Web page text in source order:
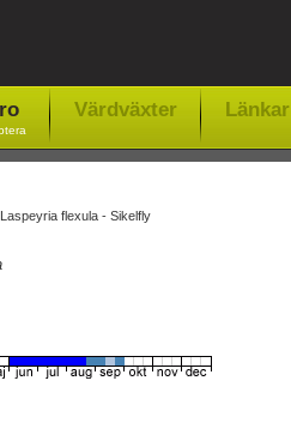
Värdväxter Länkar
Laspeyria flexula - Sikelfly